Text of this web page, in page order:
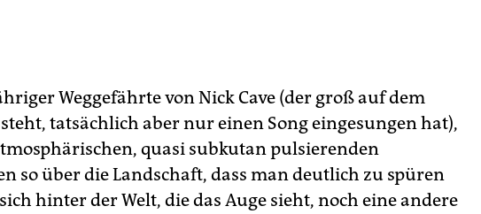
Weggefährte von Nick Cave (der groß auf dem
tatsächlich aber nur einen Song eingesungen hat),
quasi subkutan pulsierenden
so über die Landschaft, dass man deutlich zu spüren
hinter der Welt, die das Auge sieht, noch eine andere